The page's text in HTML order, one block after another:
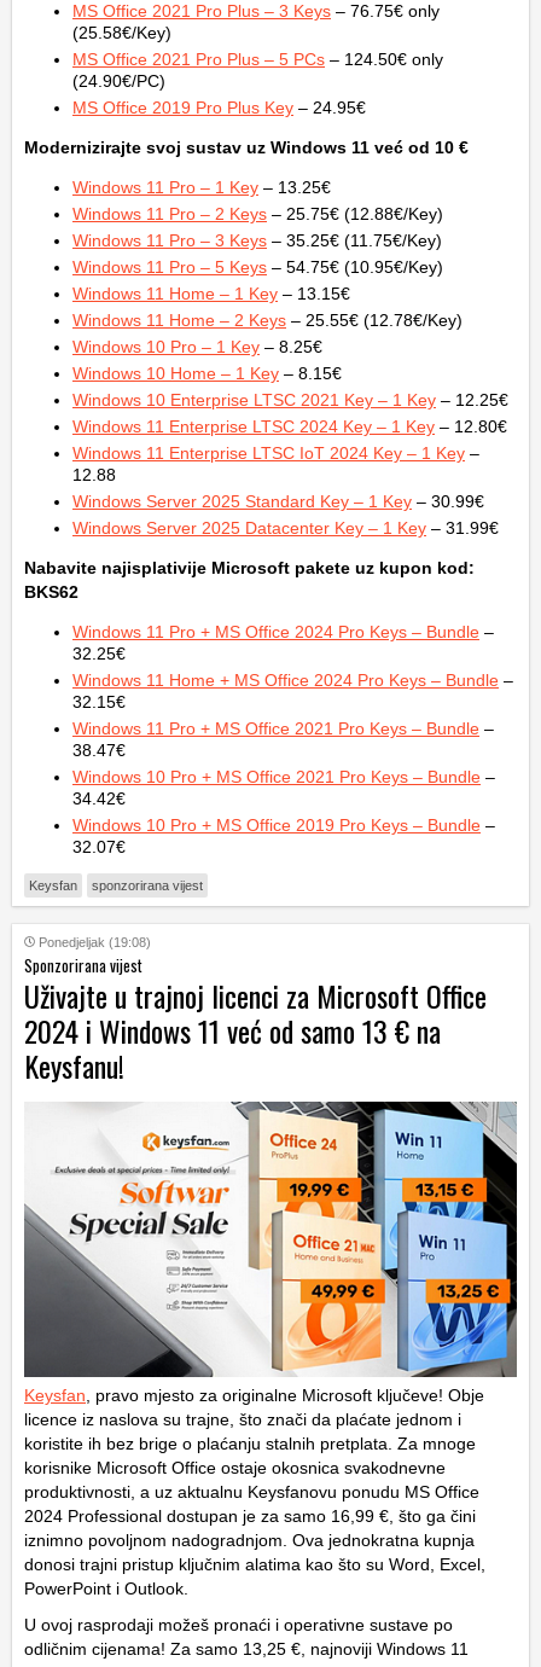
MS Office 2021 Pro Plus – 3 Keys – 76.75€ only
(25.58€/Key)
MS Office 2021 Pro Plus – 5 PCs – 124.50€ only
(24.90€/PC)
MS Office 2019 Pro Plus Key – 24.95€
Modernizirajte svoj sustav uz Windows 11 već od 10 €
Windows 11 Pro – 1 Key – 13.25€
Windows 11 Pro – 2 Keys – 25.75€ (12.88€/Key)
Windows 11 Pro – 3 Keys – 35.25€ (11.75€/Key)
Windows 11 Pro – 5 Keys – 54.75€ (10.95€/Key)
Windows 11 Home – 1 Key – 13.15€
Windows 11 Home – 2 Keys – 25.55€ (12.78€/Key)
Windows 10 Pro – 1 Key – 8.25€
Windows 10 Home – 1 Key – 8.15€
Windows 10 Enterprise LTSC 2021 Key – 1 Key – 12.25€
Windows 11 Enterprise LTSC 2024 Key – 1 Key – 12.80€
Windows 11 Enterprise LTSC IoT 2024 Key – 1 Key –
12.88
Windows Server 2025 Standard Key – 1 Key – 30.99€
Windows Server 2025 Datacenter Key – 1 Key – 31.99€
Nabavite najisplativije Microsoft pakete uz kupon kod:
BKS62
Windows 11 Pro + MS Office 2024 Pro Keys – Bundle –
32.25€
Windows 11 Home + MS Office 2024 Pro Keys – Bundle –
32.15€
Windows 11 Pro + MS Office 2021 Pro Keys – Bundle –
38.47€
Windows 10 Pro + MS Office 2021 Pro Keys – Bundle –
34.42€
Windows 10 Pro + MS Office 2019 Pro Keys – Bundle –
32.07€
Keysfan sponzorirana vijest
Ponedjeljak (19:08)
Sponzorirana vijest
Uživajte u trajnoj licenci za Microsoft Office
2024 i Windows 11 već od samo 13 € na
Keysfanu!
Keysfan , pravo mjesto za originalne Microsoft ključeve! Obje
licence iz naslova su trajne, što znači da plaćate jednom i
koristite ih bez brige o plaćanju stalnih pretplata. Za mnoge
korisnike Microsoft Office ostaje okosnica svakodnevne
produktivnosti, a uz aktualnu Keysfanovu ponudu MS Office
2024 Professional dostupan je za samo 16,99 €, što ga čini
iznimno povoljnom nadogradnjom. Ova jednokratna kupnja
donosi trajni pristup ključnim alatima kao što su Word, Excel,
PowerPoint i Outlook.
U ovoj rasprodaji možeš pronaći i operativne sustave po
odličnim cijenama! Za samo 13,25 €, najnoviji Windows 11